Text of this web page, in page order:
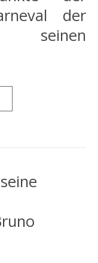
der
seinen